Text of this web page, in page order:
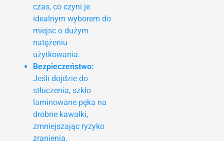
czas, co czyni je
idealnym wyborem do
miejsc o dużym
natężeniu
użytkowania.
Bezpieczeństwo:
Jeśli dojdzie do
stłuczenia, szkło
laminowane pęka na
drobne kawałki,
zmniejszając ryzyko
zranienia.